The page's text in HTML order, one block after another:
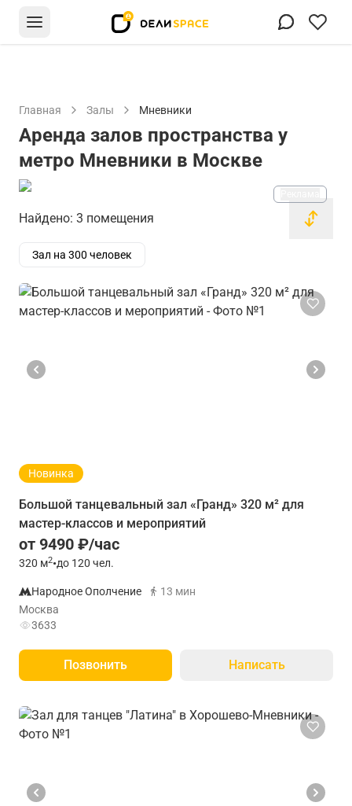
Главная Залы Мневники
Аренда залов пространства у
метро Мневники в Москве
Найдено: 3 помещения
Зал на 300 человек
Новинка
Большой танцевальный зал «Гранд» 320 м² для
мастер-классов и мероприятий
от 9490 ₽/час
320 м2•до 120 чел.
Народное Ополчение
13 мин
Москва
3633
Позвонить Написать